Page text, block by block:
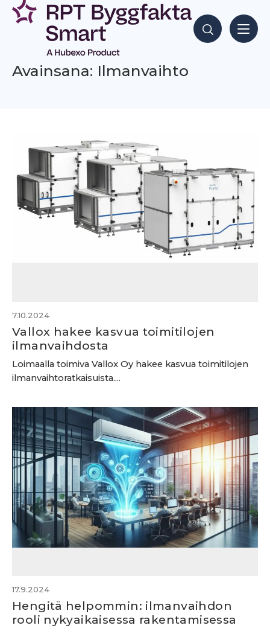
Siirry
sisältöön
Hae sisältöjä
Avainsana: Ilmanvaihto
7.10.2024
Vallox hakee kasvua toimitilojen
ilmanvaihdosta
Loimaalla toimiva Vallox Oy hakee kasvua toimitilojen
ilmanvaihtoratkaisuista....
17.9.2024
Hengitä helpommin: ilmanvaihdon
rooli nykyaikaisessa rakentamisessa